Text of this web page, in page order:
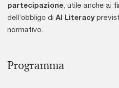
partecipazione, utile anche ai
dell’obbligo di AI Literacy
normativo.
Programma